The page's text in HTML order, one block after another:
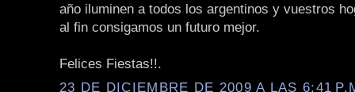
año iluminen a todos los argentinos y vuestros
al fin consigamos un futuro mejor.
Felices Fiestas!!.
23 DE DICIEMBRE DE 2009 A LAS 6:41